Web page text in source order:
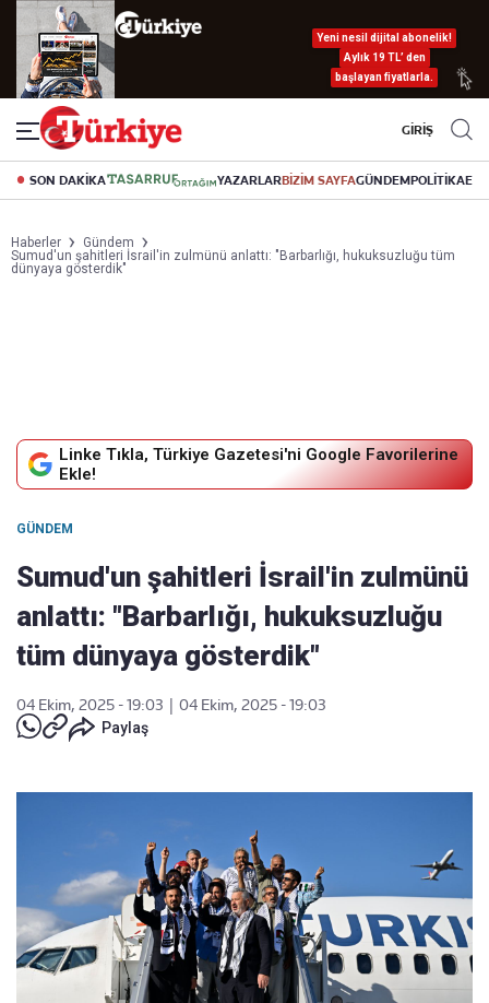
Yeni nesil dijital abonelik!
Aylık 19 TL’ den
başlayan fiyatlarla.
GİRİŞ
SON DAKİKA YAZARLARBİZİM SAYFAGÜNDEMPOLİTİKA
Haberler
Gündem
Sumud'un şahitleri İsrail'in zulmünü anlattı: "Barbarlığı, hukuksuzluğu tüm
dünyaya gösterdik"
Linke Tıkla, Türkiye Gazetesi'ni Google Favorilerine
Ekle!
GÜNDEM
Sumud'un şahitleri İsrail'in zulmünü
anlattı: "Barbarlığı, hukuksuzluğu
tüm dünyaya gösterdik"
04 Ekim, 2025 - 19:03
04 Ekim, 2025 - 19:03
Paylaş